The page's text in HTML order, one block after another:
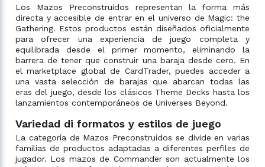
Los Mazos Preconstruidos representan la forma más
directa y accesible de entrar en el universo de Magic: the
Gathering. Estos productos están diseñados oficialmente
para ofrecer una experiencia de juego completa y
equilibrada desde el primer momento, eliminando la
barrera de tener que construir una baraja desde cero. En
el marketplace global de CardTrader, puedes acceder a
una vasta selección de barajas que abarcan todas las
eras del juego, desde los clásicos Theme Decks hasta los
lanzamientos contemporáneos de Universes Beyond.
Variedad di formatos y estilos de juego
La categoría de Mazos Preconstruidos se divide en varias
familias de productos adaptadas a diferentes perfiles de
jugador. Los mazos de Commander son actualmente los